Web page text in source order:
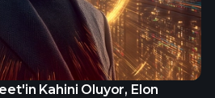
Kahini Oluyor, Elon